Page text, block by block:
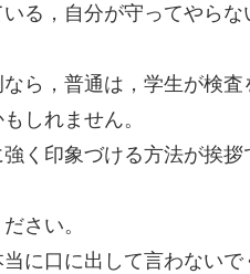
る，自分が守ってやらな
ら，普通は，学生が検
しれません。
く印象づける方法が挨拶
さい。
に口に出して言わないで